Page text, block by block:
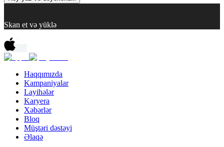
Skan et və yüklə
Haqqımızda
Kampaniyalar
Layihələr
Karyera
Xəbərlər
Bloq
Müştəri dəstəyi
Əlaqə